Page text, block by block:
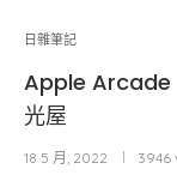
日雜筆記
Apple Arcade
光屋
18 5 月, 2022 3946